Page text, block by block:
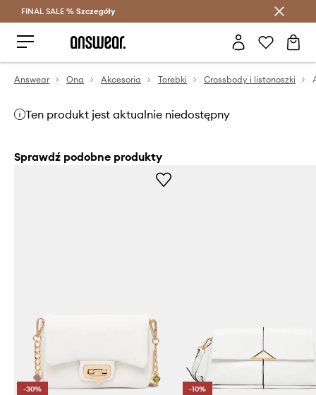
Oszczędzaj z Answear Club >
FINAL SALE % Szczegóły
Answear Ona Akcesoria Torebki Crossbody i listonoszki
Ten produkt jest aktualnie niedostępny
Sprawdź podobne produkty
-30%
-10%